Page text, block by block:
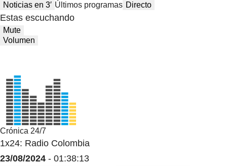
Noticias en 3′ Últimos programas Directo
Estas escuchando
Mute
Volumen
Crónica 24/7
1x24: Radio Colombia
23/08/2024 - 01:38:13